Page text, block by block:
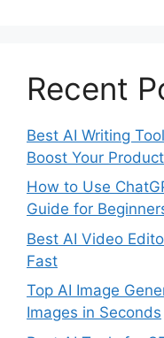
Recent
Best AI Writing
Boost Your
How to Use
Guide for
Best AI Video
Fast
Top AI Image
Images in Seconds